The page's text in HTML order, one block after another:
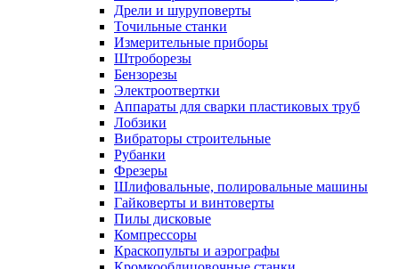
Дрели и шуруповерты
Точильные станки
Измерительные приборы
Штроборезы
Бензорезы
Электроотвертки
Аппараты для сварки пластиковых труб
Лобзики
Вибраторы строительные
Рубанки
Фрезеры
Шлифовальные, полировальные машины
Гайковерты и винтоверты
Пилы дисковые
Компрессоры
Краскопульты и аэрографы